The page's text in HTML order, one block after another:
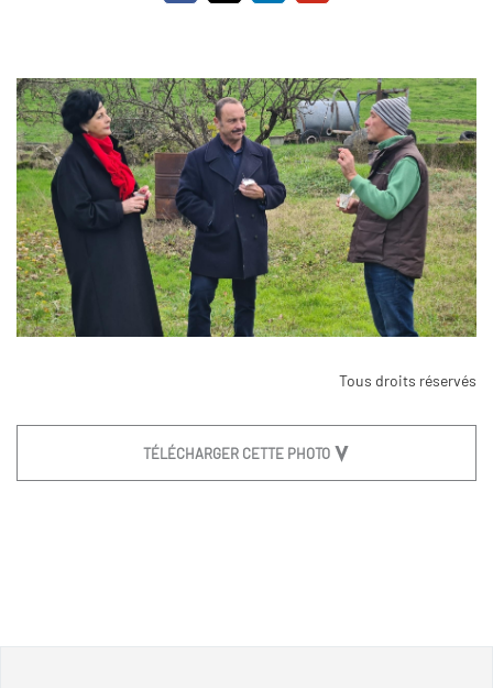
Tous droits réservés
TÉLÉCHARGER CETTE PHOTO